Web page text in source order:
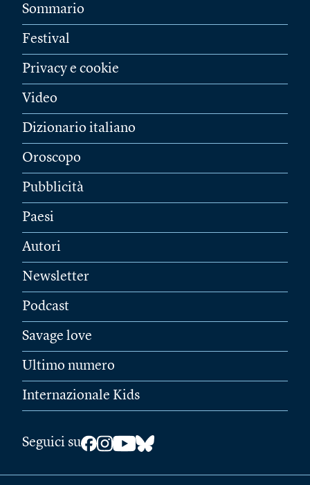
Sommario
Festival
Privacy e cookie
Video
Dizionario italiano
Oroscopo
Pubblicità
Paesi
Autori
Newsletter
Podcast
Savage love
Ultimo numero
Internazionale Kids
Seguici su